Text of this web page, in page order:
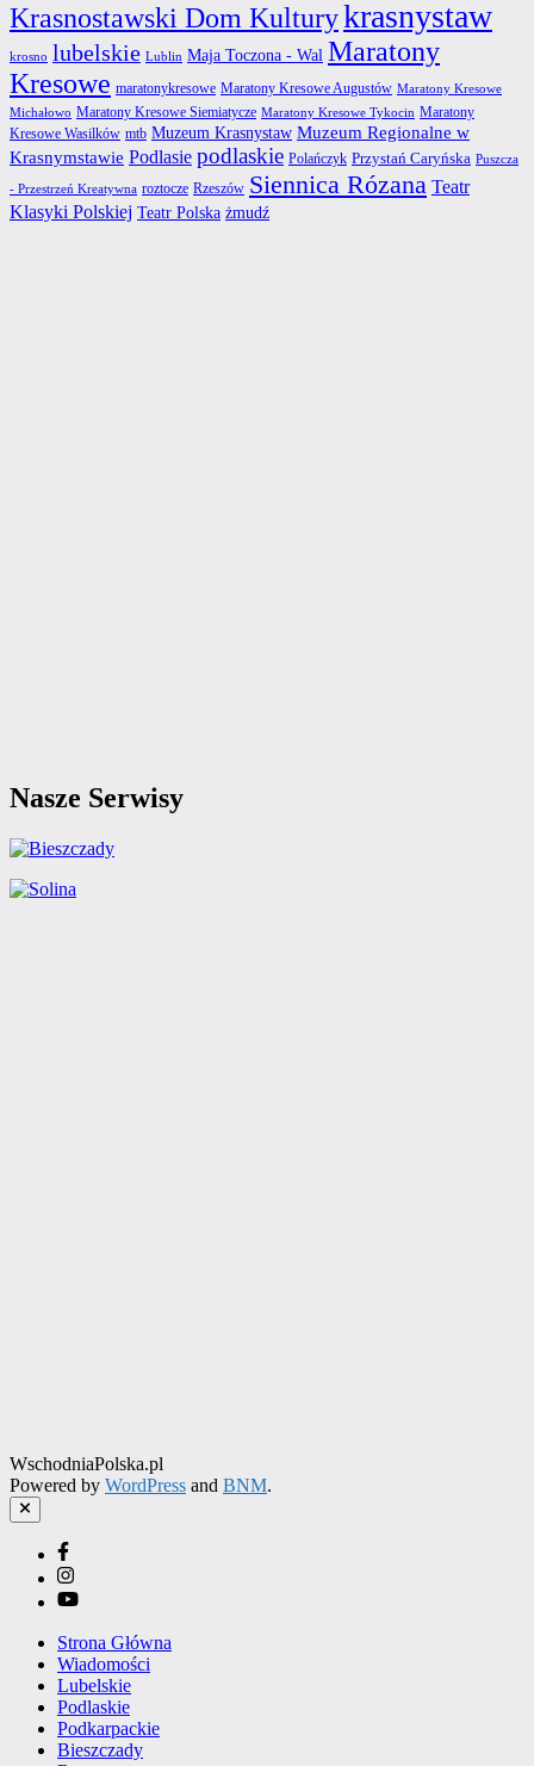
Krasnostawski Dom Kulturykrasnystaw
krosno lubelskie Lublin Maja Toczona - Wal Maratony
Kresowe maratonykresowe Maratony Kresowe Augustów Maratony Kresowe
Michałowo Maratony Kresowe Siemiatycze Maratony Kresowe Tykocin Maratony
Kresowe Wasilków mtb Muzeum Krasnystaw Muzeum Regionalne w
Krasnymstawie Podlasie podlaskie Polańczyk Przystań Caryńska Puszcza
- Przestrzeń Kreatywna roztocze Rzeszów Siennica Rózana Teatr
Klasyki Polskiej Teatr Polska żmudź
Nasze Serwisy
WschodniaPolska.pl
Powered by WordPress and BNM.
Close
Facebook
Instagram
YouTube
Strona Główna
Wiadomości
Lubelskie
Podlaskie
Podkarpackie
Bieszczady